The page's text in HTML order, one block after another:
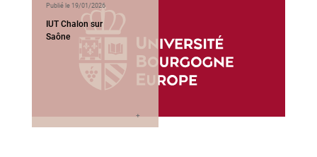
Publié le 19/01/2026
IUT Chalon sur
Saône